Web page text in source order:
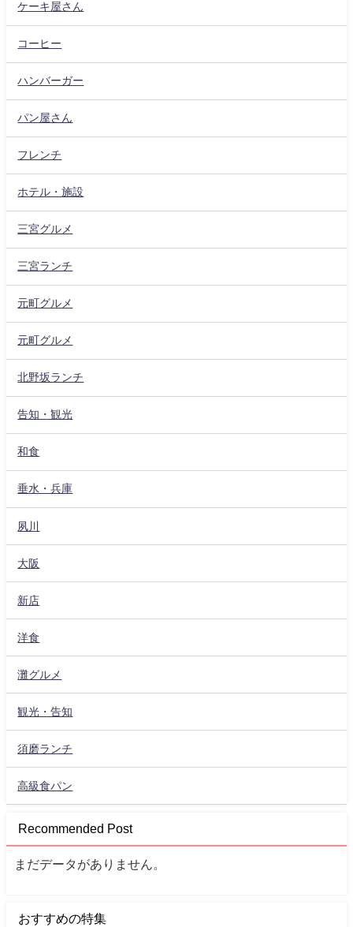
ケーキ屋さん
コーヒー
ハンバーガー
パン屋さん
フレンチ
ホテル・施設
三宮グルメ
三宮ランチ
元町グルメ
元町グルメ
北野坂ランチ
告知・観光
和食
垂水・兵庫
夙川
大阪
新店
洋食
灘グルメ
観光・告知
須磨ランチ
高級食パン
Recommended Post
まだデータがありません。
おすすめの特集